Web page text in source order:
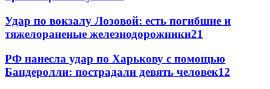
Удар по вокзалу Лозовой: есть погибшие и
тяжелораненые железнодорожники21
РФ нанесла удар по Харькову с помощью
Бандеролли: пострадали девять человек12